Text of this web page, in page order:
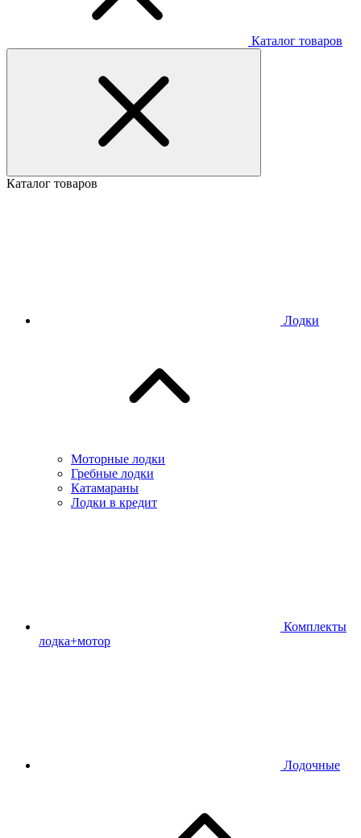
Каталог товаров
Каталог товаров
Лодки
Моторные лодки
Гребные лодки
Катамараны
Лодки в кредит
Комплекты
лодка+мотор
Лодочные